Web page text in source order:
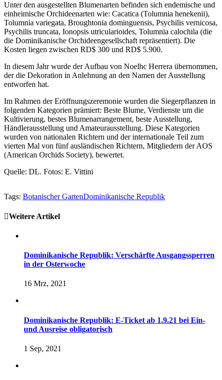
Unter den ausgestellten Blumenarten befinden sich endemische und
einheimische Orchideenarten wie: Cacatica (Tolumnia henekenii),
Tolumnia variegata, Broughtonia dominguensis, Psychilis vernicosa,
Psychilis truncata, Ionopsis utricularioides, Tolumnia calochila (die
die Dominikanische Orchideengesellschaft repräsentiert). Die
Kosten liegen zwischen RD$ 300 und RD$ 5.900.
In diesem Jahr wurde der Aufbau von Noelhc Herrera übernommen,
der die Dekoration in Anlehnung an den Namen der Ausstellung
entworfen hat.
Im Rahmen der Eröffnungszeremonie wurden die Siegerpflanzen in
folgenden Kategorien prämiert: Beste Blume, Verdienste um die
Kultivierung, bestes Blumenarrangement, beste Ausstellung,
Händlerausstellung und Amateurausstellung. Diese Kategorien
wurden von nationalen Richtern und der internationale Teil zum
vierten Mal von fünf ausländischen Richtern, Mitgliedern der AOS
(American Orchids Society), bewertet.
Quelle: DL. Fotos: E. Vittini
Tags: Botanischer GartenDominikanische Republik
Weitere Artikel
Dominikanische Republik: Verschärfte Ausgangssperren
in der Osterwoche
16 Mrz, 2021
Dominikanische Republik: E-Ticket ab 1.9.21 bei Ein-
und Ausreise obligatorisch
1 Sep, 2021